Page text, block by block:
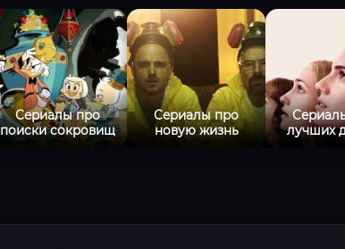
Сериалы про
поиски сокровищ
Сериалы про
новую жизнь
лучших